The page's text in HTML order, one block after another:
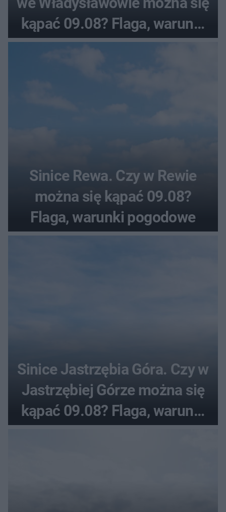
kąpać 09.08? Flaga, warunki
pogodowe
Sinice Rewa. Czy w Rewie
można się kąpać 09.08?
Flaga, warunki pogodowe
Sinice Jastrzębia Góra. Czy w
Jastrzębiej Górze można się
kąpać 09.08? Flaga, warunki
pogodowe